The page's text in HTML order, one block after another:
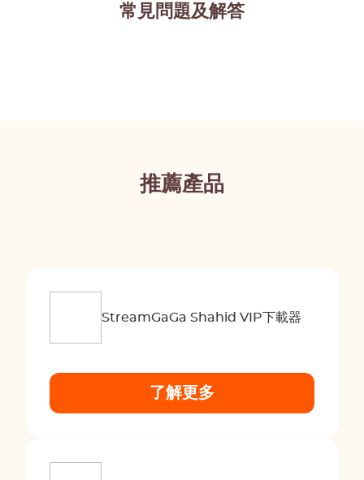
常見問題及解答
推薦產品
StreamGaGa Shahid VIP下載器
了解更多